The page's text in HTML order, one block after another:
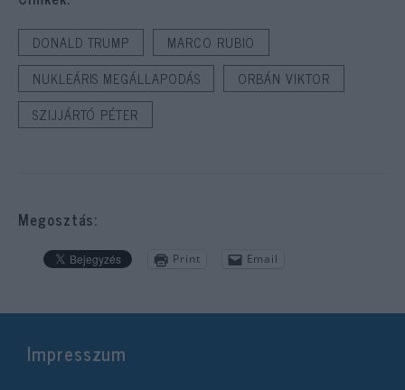
DONALD TRUMP
MARCO RUBIO
NUKLEÁRIS MEGÁLLAPODÁS
ORBÁN VIKTOR
SZIJJÁRTÓ PÉTER
Megosztás:
Print Email
Impresszum